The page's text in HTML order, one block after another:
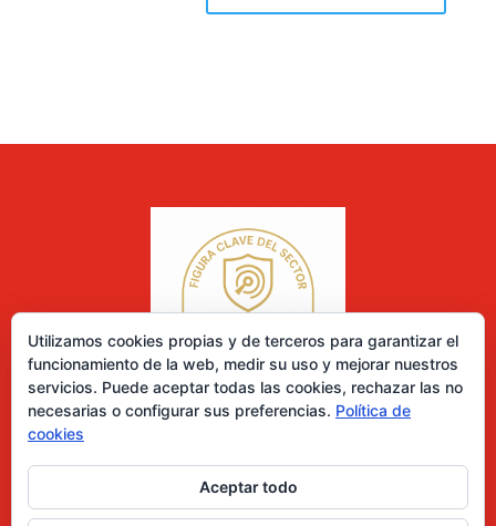
0 elementos
Utilizamos cookies propias y de terceros para garantizar el
funcionamiento de la web, medir su uso y mejorar nuestros
servicios. Puede aceptar todas las cookies, rechazar las no
necesarias o configurar sus preferencias. Política de
cookies
Aceptar todo